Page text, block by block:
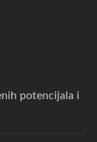
potencijala i